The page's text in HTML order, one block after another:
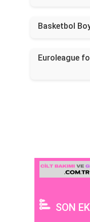
Basketbol Boy
Euroleague
SON